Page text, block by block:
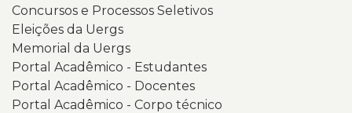
Concursos e Processos Seletivos
Eleições da Uergs
Memorial da Uergs
Portal Acadêmico - Estudantes
Portal Acadêmico - Docentes
Portal Acadêmico - Corpo técnico